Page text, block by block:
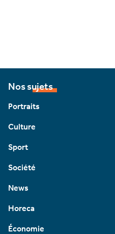
Nos sujets
Portraits
Culture
Sport
Société
News
Horeca
Économie